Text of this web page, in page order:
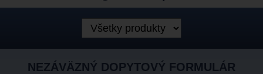
NEZÁVÄZNÝ DOPYTOVÝ FORMULÁR